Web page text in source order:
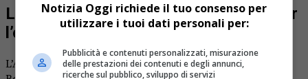
L’Asl Vercelli cerca nuovi infermieri per
l’ospedale di Borgosesia
L’Asl Vercelli cerca infermieri per gli ospedali di Vercelli e
Notizia Oggi richiede il tuo consenso per
utilizzare i tuoi dati personali per:
Pubblicità e contenuti personalizzati, misurazione
delle prestazioni dei contenuti e degli annunci,
ricerche sul pubblico, sviluppo di servizi